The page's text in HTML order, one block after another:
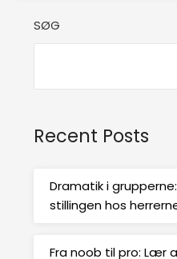
SØG
Recent Posts
Dramatik i
stillingen hos
Fra noob til pro: Lær